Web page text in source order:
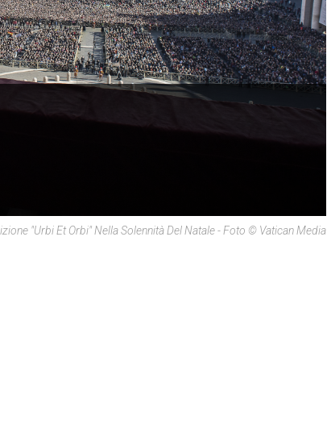
"Urbi Et Orbi" Nella Solennità Del Natale - Foto © Vatican Media